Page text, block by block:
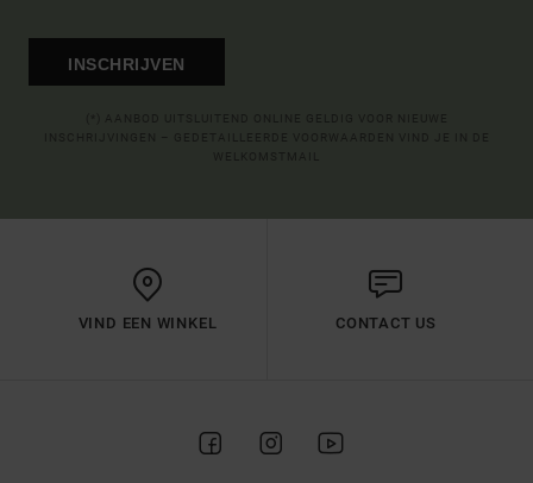
INSCHRIJVEN
VIND EEN WINKEL CONTACT US